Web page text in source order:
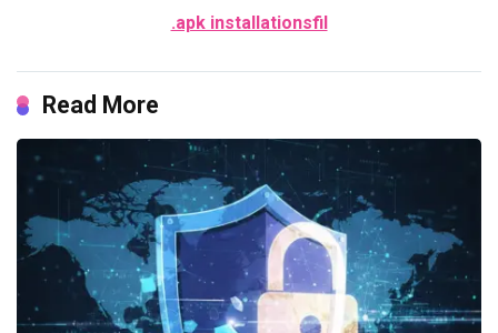
.apk installationsfil
Read More